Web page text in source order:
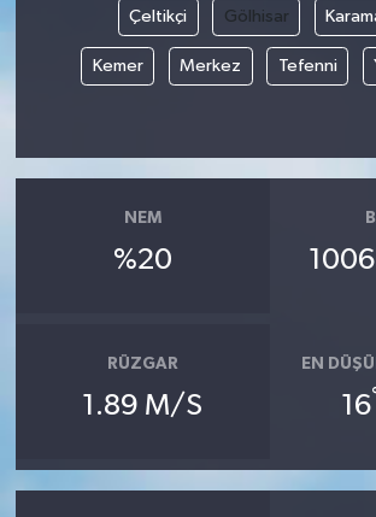
Çeltikçi Gölhisar
Kemer Merkez Tefenni
NEM
%20
RÜZGAR
1.89 M/S
EN
16